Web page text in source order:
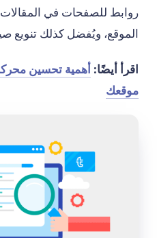
روابط للصفحات في
الموقع، ويُفضل كذلك تنويع
اقرأ أيضًا: أهمية تحسين
موقعك